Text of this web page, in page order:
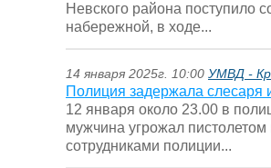
Невского района поступило
набережной, в ходе...
14 января 2025г. 10:00 УМВД -
Полиция задержала слесаря
12 января около 23.00 в
мужчина угрожал
сотрудниками полиции...